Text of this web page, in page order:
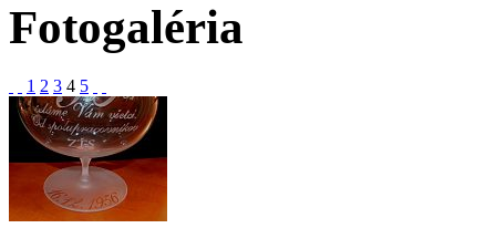
Fotogaléria
1 2 3 4 5